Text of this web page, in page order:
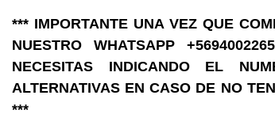
*** IMPORTANTE UNA VEZ QUE
NUESTRO WHATSAPP
NECESITAS INDICANDO EL
ALTERNATIVAS EN CASO DE NO
***